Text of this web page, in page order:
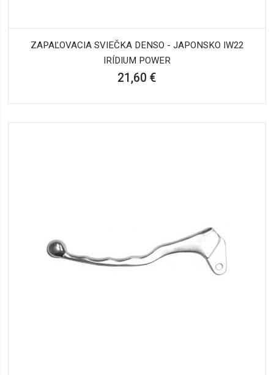
ZAPAĽOVACIA SVIEČKA DENSO - JAPONSKO IW22
IRÍDIUM POWER
21,60 €